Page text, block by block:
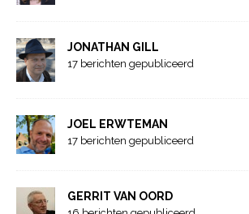
JONATHAN GILL
17 berichten gepubliceerd
JOEL ERWTEMAN
17 berichten gepubliceerd
GERRIT VAN OORD